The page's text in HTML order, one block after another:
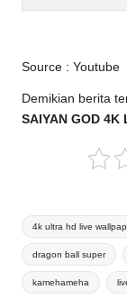
Source : Youtube
Demikian berita
SAIYAN GOD 4K
Tags:
4k ultra hd live
dragon ball super
kamehameha